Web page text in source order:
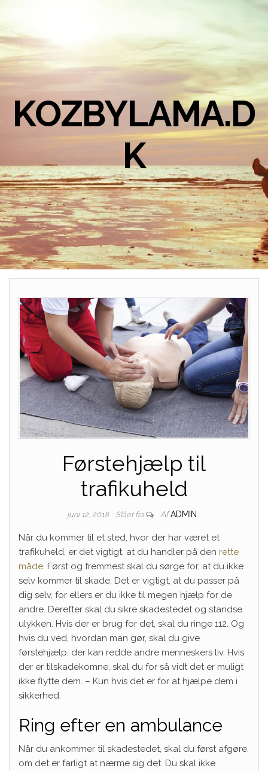
KOZBYLAMA.D
K
Førstehjælp til
trafikuheld
juni 12, 2018 Slået fra Af ADMIN
Når du kommer til et sted, hvor der har været et
trafikuheld, er det vigtigt, at du handler på den rette
måde. Først og fremmest skal du sørge for, at du ikke
selv kommer til skade. Det er vigtigt, at du passer på
dig selv, for ellers er du ikke til megen hjælp for de
andre. Derefter skal du sikre skadestedet og standse
ulykken. Hvis der er brug for det, skal du ringe 112. Og
hvis du ved, hvordan man gør, skal du give
førstehjælp, der kan redde andre menneskers liv. Hvis
der er tilskadekomne, skal du for så vidt det er muligt
ikke flytte dem. – Kun hvis det er for at hjælpe dem i
sikkerhed.
Ring efter en ambulance
Når du ankommer til skadestedet, skal du først afgøre,
om det er farligt at nærme sig det. Du skal ikke